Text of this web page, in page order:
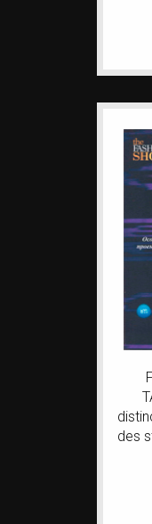
des